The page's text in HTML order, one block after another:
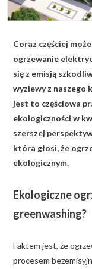
KONAKT
ZAPISZ SIĘ
Coraz częściej
ogrzewanie
się z emisją
wyziewy z naszego
jest to częściowa
ekologiczności w
szerszej
która głosi, że
ekologicznym.
Ekologiczne
greenwashing?
Faktem jest, że
procesem